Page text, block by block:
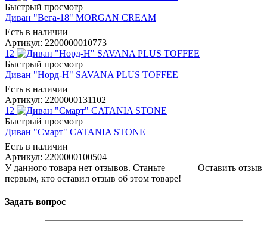
Быстрый просмотр
Диван "Вега-18" MORGAN CREAM
Есть в наличии
Артикул: 2200000010773
12
Быстрый просмотр
Диван "Норд-Н" SAVANA PLUS TOFFEE
Есть в наличии
Артикул: 2200000131102
12
Быстрый просмотр
Диван "Смарт" CATANIA STONE
Есть в наличии
Артикул: 2200000100504
Оставить отзыв
У данного товара нет отзывов. Станьте
первым, кто оставил отзыв об этом товаре!
Задать вопрос